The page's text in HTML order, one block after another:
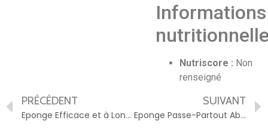
Informations
Nutriscore : Non
renseigné
PRÉCÉDENT
Eponge Efficace et à Longue Durée SPONTEX – 3384120005488
SUIVANT
Eponge Passe-Partout Absorbante & Souple SPONTEX – 3384120005075